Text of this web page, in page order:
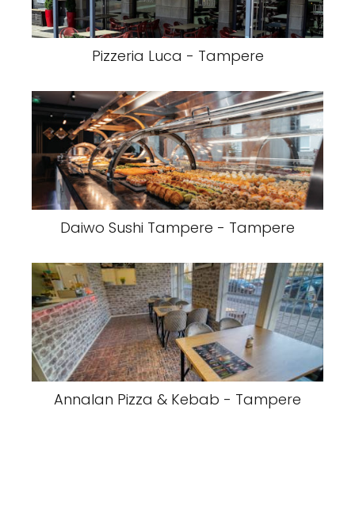
Pizzeria Luca - Tampere
Daiwo Sushi Tampere - Tampere
Annalan Pizza & Kebab - Tampere